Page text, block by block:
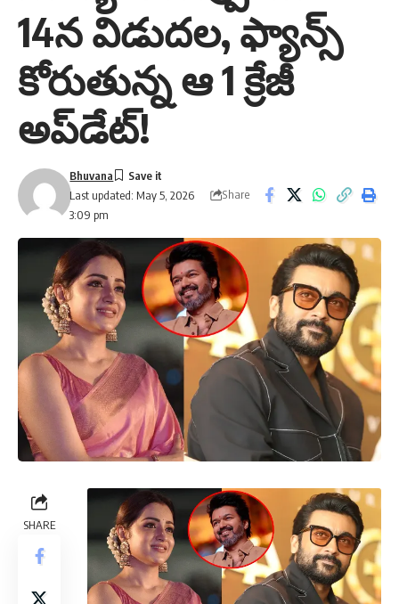
14న విడుదల, ఫ్యాన్స్
కోరుతున్న ఆ 1 క్రేజీ
అప్‌డేట్!
Last updated: May 5, 2026
3:09 pm
Bhuvana
Share
SHARE